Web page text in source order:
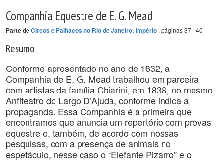
Companhia Equestre de E. G. Mead
Parte deCircos e Palhaços no Rio de Janeiro: Império . páginas 37 - 40
Resumo
Conforme apresentado no ano de 1832, a
Companhia de E. G. Mead trabalhou em parceira
com artistas da família Chiarini, em 1838, no mesmo
Anfiteatro do Largo D’Ajuda, conforme indica a
propaganda. Essa Companhia é a primeira que
encontramos que anuncia um repertório com provas
equestre e, também, de acordo com nossas
pesquisas, com a presença de animais no
espetáculo, nesse caso o “Elefante Pizarro” e o